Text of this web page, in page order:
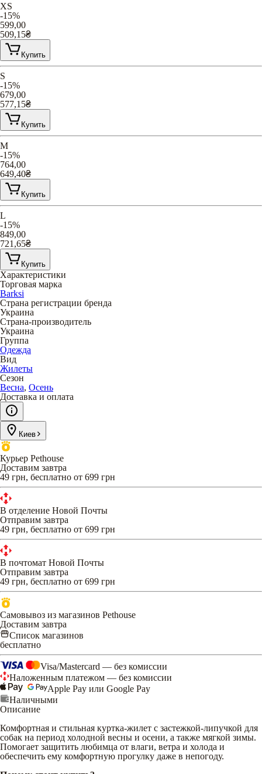
XS
-15%
599,00
509,15₴
Купить
S
-15%
679,00
577,15₴
Купить
M
-15%
764,00
649,40₴
Купить
L
-15%
849,00
721,65₴
Купить
Характеристики
Торговая марка
Barksi
Страна регистрации бренда
Украина
Страна-производитель
Украина
Группа
Одежда
Вид
Жилеты
Сезон
Весна, Осень
Доставка и оплата
Киев
Курьер Pethouse
Доставим завтра
49 грн, бесплатно от 699 грн
В отделение Новой Почты
Отправим завтра
49 грн, бесплатно от 699 грн
В почтомат Новой Почты
Отправим завтра
49 грн, бесплатно от 699 грн
Самовывоз из магазинов Pethouse
Доставим завтра
Список магазинов
бесплатно
Visa/Mastercard — без комиссии
Наложенным платежом — без комиссии
Apple Pay или Google Pay
Наличными
Описание
Комфортная и стильная куртка-жилет с застежкой-липучкой для
собак на период холодной весны и осени, а также мягкой зимы.
Помогает защитить любимца от влаги, ветра и холода и
обеспечить ему комфортную прогулку даже в непогоду.